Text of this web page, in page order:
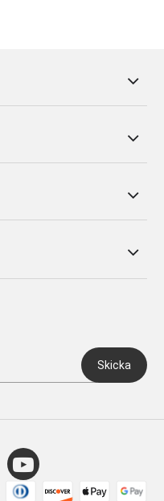
Skicka